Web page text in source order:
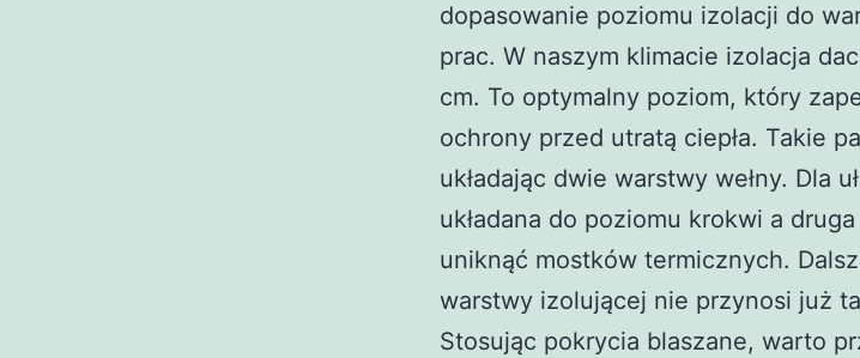
dopasowanie poziomu izolacji do
prac. W naszym klimacie izolacja
cm. To optymalny poziom, który
ochrony przed utratą ciepła. Takie
układając dwie warstwy wełny. Dla
układana do poziomu krokwi a
uniknąć mostków termicznych.
warstwy izolującej nie przynosi już
Stosując pokrycia blaszane, warto